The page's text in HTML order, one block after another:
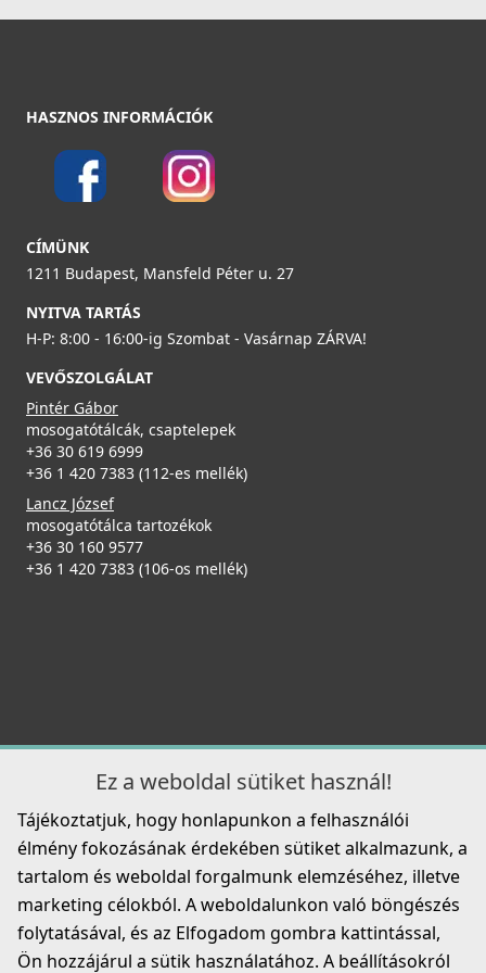
89 990 Ft
Részletek
ELLECI - Csaptelep Club matt fekete - Kifutó termék!
MOKCLUBK
139 990 Ft
Részletek
229 990 Ft
Részletek
37 990 Ft
Elleci ATH093BK Vágódeszka HPL - Fekete
ELLECI - Tároló edény egyrészes gourmet 433 HPL
kerettel - Fekete
Elleci ATH093WD Vágódeszka HPL - Barna
ATH093WD
33 990 Ft
HASZNOS INFORMÁCIÓK
CÍMÜNK
1211 Budapest, Mansfeld Péter u. 27
NYITVA TARTÁS
H-P: 8:00 - 16:00-ig Szombat - Vasárnap ZÁRVA!
VEVŐSZOLGÁLAT
Pintér Gábor
mosogatótálcák, csaptelepek
+36 30 619 6999
+36 1 420 7383 (112-es mellék)
Lancz József
mosogatótálca tartozékok
+36 30 160 9577
+36 1 420 7383 (106-os mellék)
Ez a weboldal sütiket használ!
Tájékoztatjuk, hogy honlapunkon a felhasználói
élmény fokozásának érdekében sütiket alkalmazunk, a
tartalom és weboldal forgalmunk elemzéséhez, illetve
marketing célokból. A weboldalunkon való böngészés
folytatásával, és az Elfogadom gombra kattintással,
Ön hozzájárul a sütik használatához. A beállításokról